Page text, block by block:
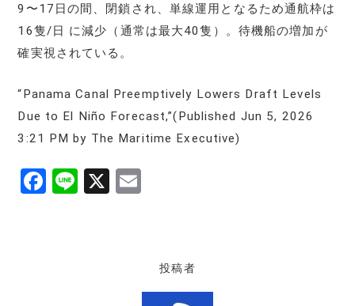
9〜17日の間、閉鎖され、単線運用となるため通航枠は
16隻/日 に減少（通常は最大40隻）。待機船の増加が
確実視されている。
“Panama Canal Preemptively Lowers Draft Levels
Due to El Niño Forecast,”(Published Jun 5, 2026
3:21 PM by The Maritime Executive)
F
Li X
投稿者